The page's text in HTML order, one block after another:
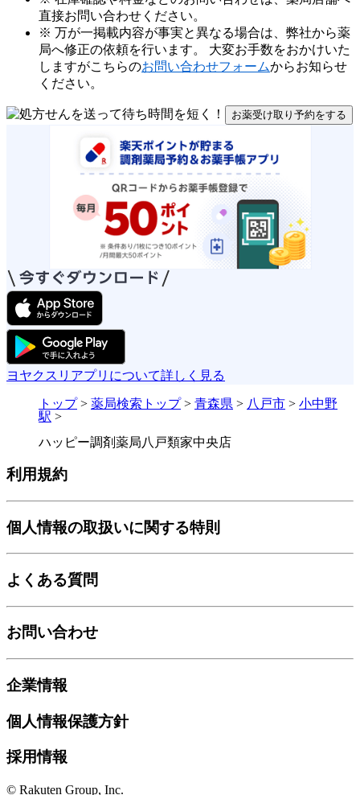
直接お問い合わせください。
※ 万が一掲載内容が事実と異なる場合は、弊社から薬
局へ修正の依頼を行います。 大変お手数をおかけいた
しますがこちらのお問い合わせフォームからお知らせ
ください。
お薬受け取り予約をする
ヨヤクスリアプリについて詳しく見る
トップ> 薬局検索トップ> 青森県 > 八戸市 > 小中野
駅 >
ハッピー調剤薬局八戸類家中央店
利用規約
個人情報の取扱いに関する特則
よくある質問
お問い合わせ
企業情報
個人情報保護方針
採用情報
© Rakuten Group, Inc.